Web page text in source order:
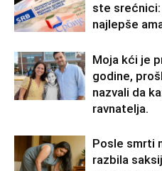
ste srećnici:
najlepše
Moja kći je
godine,
nazvali da
ravnatelja.
Posle smrti
razbila